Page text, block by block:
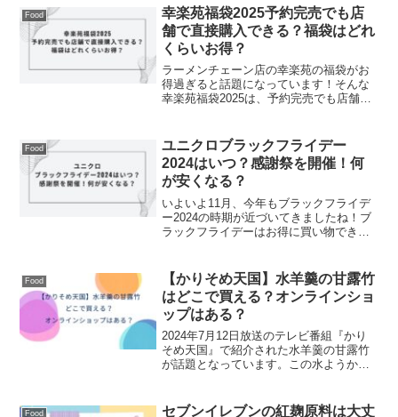
Food
幸楽苑福袋2025予約完売でも店
舗で直接購入できる？福袋はどれ
くらいお得？
ラーメンチェーン店の幸楽苑の福袋がお
得過ぎると話題になっています！そんな
幸楽苑福袋2025は、予約完売でも店舗で
回の記事では幸楽苑福袋2025予約完売で
も店舗で直接購入...
Food
ユニクロブラックフライデー
2024はいつ？感謝祭を開催！何
が安くなる？
いよいよ11月、今年もブラックフライデ
ー2024の時期が近づいてきましたね！ブ
ラックフライデーはお得に買い物できる
告知で賑わっていますが、今回はユニク
ロのブラックフラ...
Food
【かりそめ天国】水羊羹の甘露竹
はどこで買える？オンラインショ
ップはある？
2024年7月12日放送のテレビ番組『かり
そめ天国』で紹介された水羊羹の甘露竹
が話題となっています。この水ようかん
います。「どこでこの水羊羹を手に入れ
Food
セブンイレブンの紅麹原料は大丈